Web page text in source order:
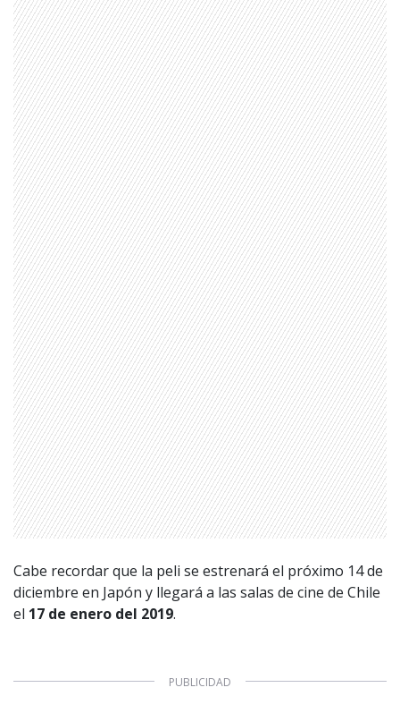
Cabe recordar que la peli se estrenará el próximo 14 de
diciembre en Japón y llegará a las salas de cine de Chile
el 17 de enero del 2019.